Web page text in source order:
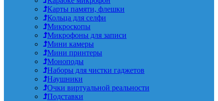
Карты памяти, флешки
Кольца для селфи
Микроскопы
Микрофоны для записи
Мини камеры
Мини принтеры
Моноподы
Наборы для чистки гаджетов
Наушники
Очки виртуальной реальности
Подставки